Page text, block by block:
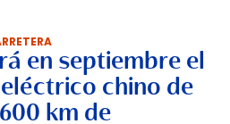
en septiembre el
chino de
km de